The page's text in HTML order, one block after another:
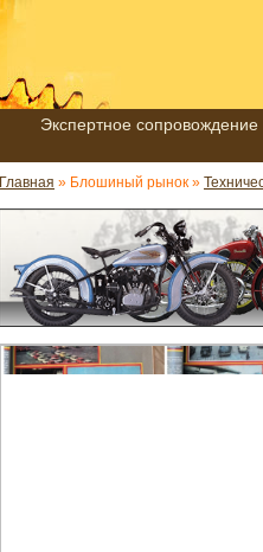
Экспертное
Главная » Блошиный рынок »